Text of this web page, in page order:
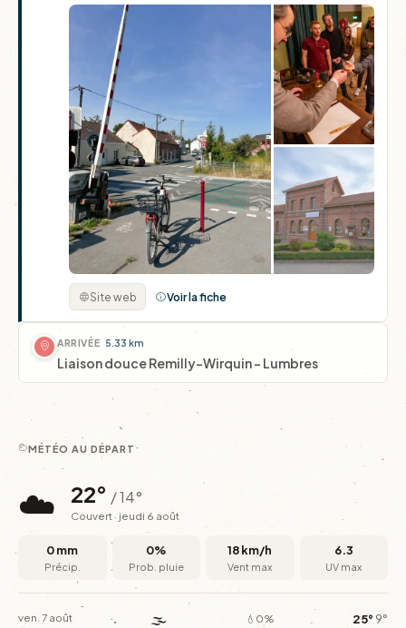
Site web Voir la fiche
ARRIVÉE 5.33 km
Liaison douce Remilly-Wirquin - Lumbres
MÉTÉO AU DÉPART
☁️ 22° / 14°
Couvert · jeudi 6 août
0 mm
Précip.
0%
Prob. pluie
18 km/h
Vent max
6.3
UV max
ven. 7 août 🌫️ 💧0% 25° 9°